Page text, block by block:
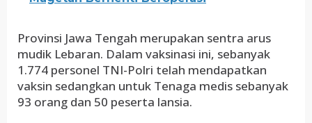
Provinsi Jawa Tengah merupakan sentra arus
mudik Lebaran. Dalam vaksinasi ini, sebanyak
1.774 personel TNI-Polri telah mendapatkan
vaksin sedangkan untuk Tenaga medis sebanyak
93 orang dan 50 peserta lansia.